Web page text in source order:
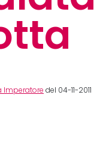
Imperatore del 04-11-2011